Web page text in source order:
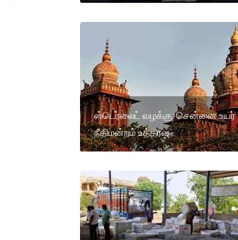
ஸ்டெர்லைட் வழக்கு: சென்னை உயர்
நீதிமன்றம் உத்தரவு